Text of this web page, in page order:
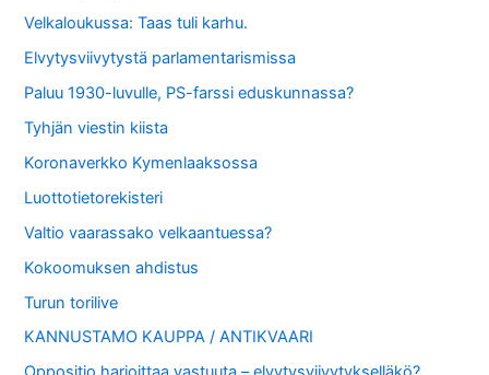
Velkaloukussa: Taas tuli karhu.
Elvytysviivytystä parlamentarismissa
Paluu 1930-luvulle, PS-farssi eduskunnassa?
Tyhjän viestin kiista
Koronaverkko Kymenlaaksossa
Luottotietorekisteri
Valtio vaarassako velkaantuessa?
Kokoomuksen ahdistus
Turun torilive
KANNUSTAMO KAUPPA / ANTIKVAARI